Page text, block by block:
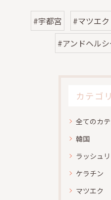
#宇都宮 #マツエク
#アンドヘルシ
カテゴ
全てのカ
韓国
ラッシュ
ケラチン
マツエク